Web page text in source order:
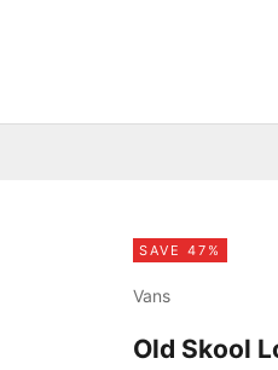
SAVE 47%
Vans
Old Skool